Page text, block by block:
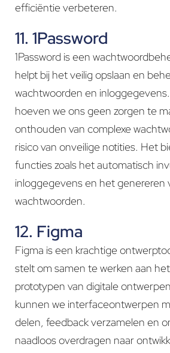
efficiëntie verbeteren.
11. 1Password
1Password is een
helpt bij het veilig opslaan en
wachtwoorden en inloggegevens.
hoeven we ons geen zorgen te
onthouden van complexe
risico van onveilige notities. Het
functies zoals het automatisch
inloggegevens en het genereren
wachtwoorden.
12. Figma
Figma is een krachtige
stelt om samen te werken aan
prototypen van digitale
kunnen we interfaceontwerpen
delen, feedback verzamelen en
naadloos overdragen naar